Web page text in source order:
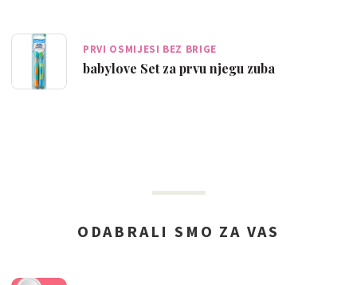
PRVI OSMIJESI BEZ BRIGE
babylove Set za prvu njegu zuba